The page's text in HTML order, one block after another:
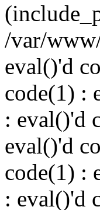
/var/
eval()'d
code(1) :
: eval()'d
eval()'d
code(1) :
: eval()'d